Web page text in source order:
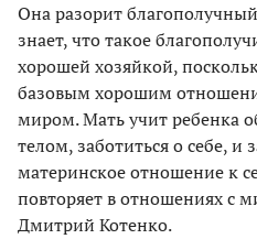
Она разорит
знает, что такое
хорошей хозяйкой,
базовым хорошим
миром. Мать учит ребенка
телом, заботиться о себе, и
материнское отношение к
повторяет в отношениях с
Дмитрий Котенко.